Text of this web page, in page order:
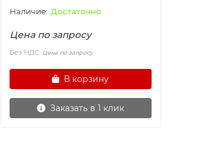
Достаточно
Цена по запросу
Без НДС: Цена по запросу
В корзину
Заказать в 1 клик